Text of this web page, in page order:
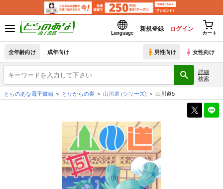
Language
新規登録 ログイン
カート
全年齢向け 成年向け 男性向け 女性向け
詳細
検索
とらのあな電子書籍
とりからの巣 山川道 (シリーズ) 山川道5